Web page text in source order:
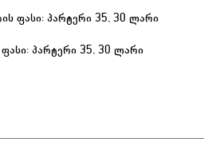
ფასი: პარტერი 35, 30 ლარი
პარტერი 35, 30 ლარი